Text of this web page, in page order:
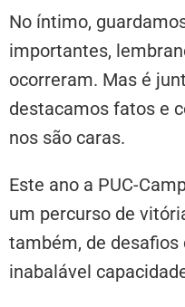
No íntimo,
importantes,
ocorreram. Mas é
destacamos fatos e
nos são caras.
Este ano a PUC-
um percurso de
também, de
inabalável